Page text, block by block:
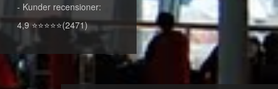
- Kunder recensioner:
4,9 ⭐⭐⭐⭐⭐(2471)